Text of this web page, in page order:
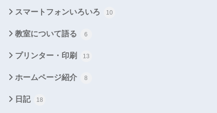
スマートフォンいろいろ 10
教室について語る 6
プリンター・印刷 13
ホームページ紹介 8
日記 18